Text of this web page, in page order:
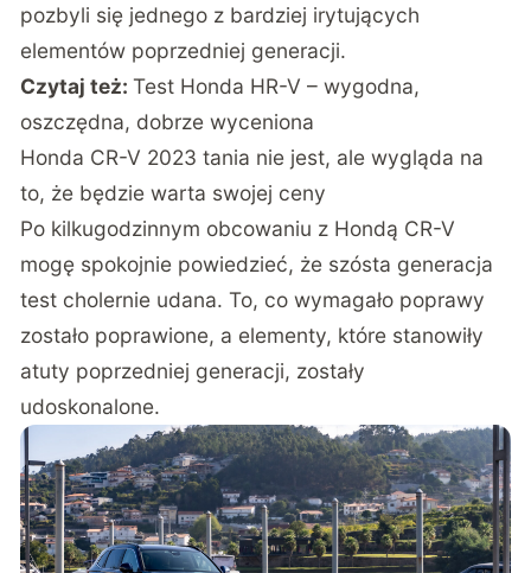
pozbyli się jednego z bardziej irytujących
elementów poprzedniej generacji.
Czytaj też:Test Honda HR-V – wygodna,
oszczędna, dobrze wyceniona
Honda CR-V 2023 tania nie jest, ale wygląda na
to, że będzie warta swojej ceny
Po kilkugodzinnym obcowaniu z Hondą CR-V
mogę spokojnie powiedzieć, że szósta generacja
test cholernie udana. To, co wymagało poprawy
zostało poprawione, a elementy, które stanowiły
atuty poprzedniej generacji, zostały
udoskonalone.